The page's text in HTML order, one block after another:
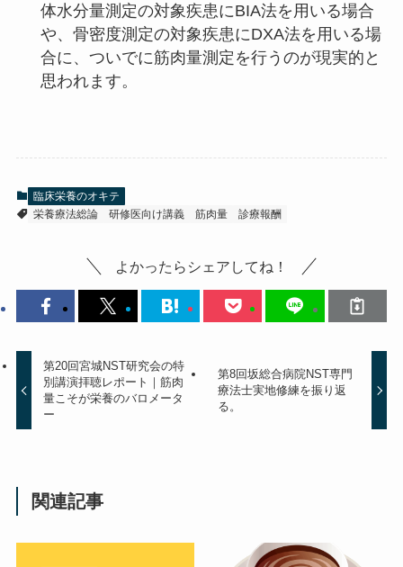
体水分量測定の対象疾患にBIA法を用いる場合
や、骨密度測定の対象疾患にDXA法を用いる場
合に、ついでに筋肉量測定を行うのが現実的と
思われます。
臨床栄養のオキテ
栄養療法総論
研修医向け講義 筋肉量 診療報酬
よかったらシェアしてね！
第20回宮城NST研究会の特
別講演拝聴レポート｜筋肉
量こそが栄養のバロメータ
ー
第8回坂総合病院NST専門
療法士実地修練を振り返
る。
関連記事